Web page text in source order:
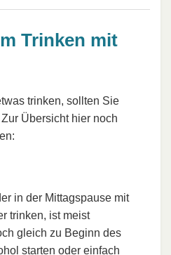
Trinken mit
trinken, sollten Sie
Übersicht hier noch
in der Mittagspause mit
trinken, ist meist
gleich zu Beginn des
starten oder einfach